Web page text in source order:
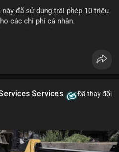
này đã sử dụng trái phép 10 triệu
các chi phí cá nhân.
Services
Đã thay đổi